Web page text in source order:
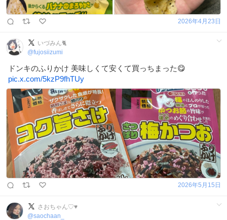
2026年4月23日
いづみん🐈
@fujosiizumi
ドンキのふりかけ 美味しくて安くて買っちまった😋
pic.x.com/5kzP9fhTUy
2026年5月15日
さおちゃん♡♥
@saochaan_